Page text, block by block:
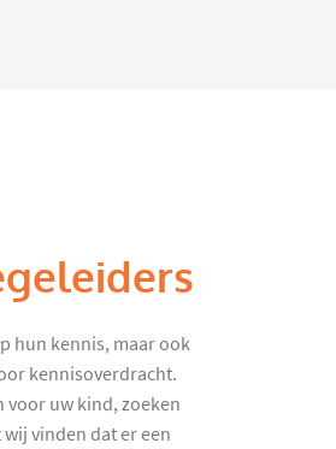
hun kennis, maar ook
kennisoverdracht.
voor uw kind, zoeken
vinden dat er een